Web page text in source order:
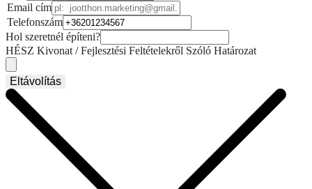
Email cím
Telefonszám
Hol szeretnél építeni?
HÉSZ Kivonat / Fejlesztési Feltételekről Szóló Határozat
Eltávolítás